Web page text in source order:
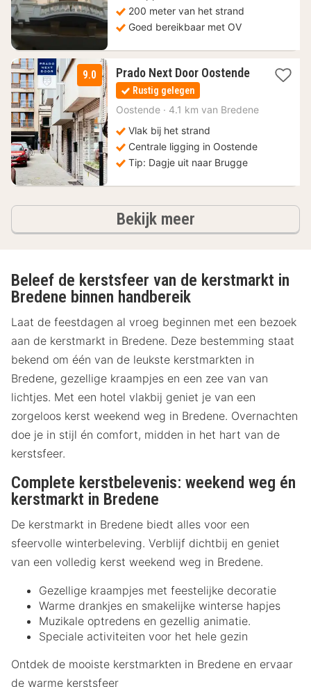
€
200 meter van het strand
Goed bereikbaar met OV
9.0
Prado Next Door Oostende
1
nacht
vanaf
€
Rustig gelegen
Oostende · 4.1 km van Bredene
Vlak bij het strand
Centrale ligging in Oostende
Tip: Dagje uit naar Brugge
Bekijk meerhotels
Beleef de kerstsfeer van de kerstmarkt in
Bredene binnen handbereik
Laat de feestdagen al vroeg beginnen met een bezoek
aan de kerstmarkt in Bredene. Deze bestemming staat
bekend om één van de leukste kerstmarkten in
Bredene, gezellige kraampjes en een zee van van
lichtjes. Met een hotel vlakbij geniet je van een
zorgeloos kerst weekend weg in Bredene. Overnachten
doe je in stijl én comfort, midden in het hart van de
kerstsfeer.
Complete kerstbelevenis: weekend weg én
kerstmarkt in Bredene
De kerstmarkt in Bredene biedt alles voor een
sfeervolle winterbeleving. Verblijf dichtbij en geniet
van een volledig kerst weekend weg in Bredene.
Gezellige kraampjes met feestelijke decoratie
Warme drankjes en smakelijke winterse hapjes
Muzikale optredens en gezellig animatie.
Speciale activiteiten voor het hele gezin
Ontdek de mooiste kerstmarkten in Bredene en ervaar
de warme kerstsfeer